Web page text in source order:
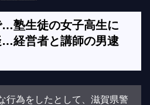
塾生徒の女子高生に
経営者と講師の男逮
行為をしたとして、滋賀県警